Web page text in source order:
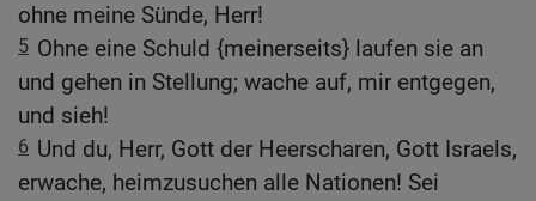
ohne meine Sünde, Herr!
5 Ohne eine Schuld {meinerseits} laufen sie an
und gehen in Stellung; wache auf, mir entgegen,
und sieh!
6 Und du, Herr, Gott der Heerscharen, Gott Israels,
erwache, heimzusuchen alle Nationen! Sei